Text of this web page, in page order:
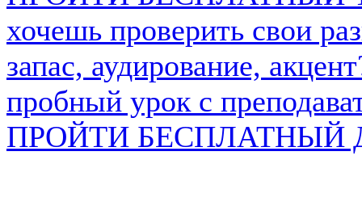
хочешь проверить свои
запас, аудирование,
пробный урок с
ПРОЙТИ БЕСПЛАТНЫЙ